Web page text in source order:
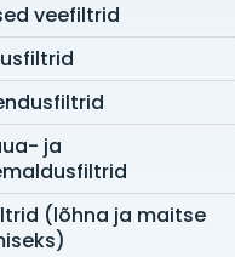
veefiltrid
ja
(lõhna ja maitse